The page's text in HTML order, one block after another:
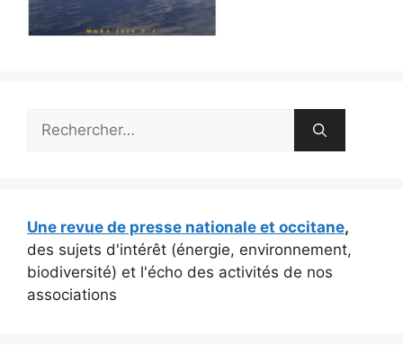
Rechercher :
Une revue de presse nationale et occitane,
des sujets d'intérêt (énergie, environnement,
biodiversité) et l'écho des activités de nos
associations